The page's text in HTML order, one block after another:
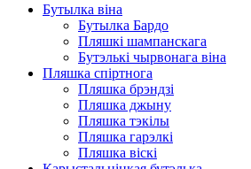
Бутылка віна
Бутылка Бардо
Пляшкі шампанскага
Бутэлькі чырвонага віна
Пляшка спіртнога
Пляшка брэндзі
Пляшка джыну
Пляшка тэкілы
Пляшка гарэлкі
Пляшка віскі